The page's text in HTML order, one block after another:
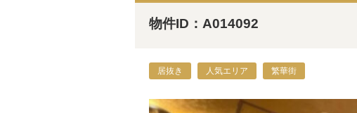
物件ID：A014092
居抜き 人気エリア 繁華街